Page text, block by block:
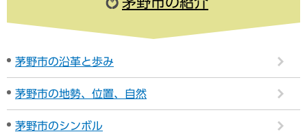
茅野市の沿革と歩み
茅野市の地勢、位置、自然
茅野市のシンボル